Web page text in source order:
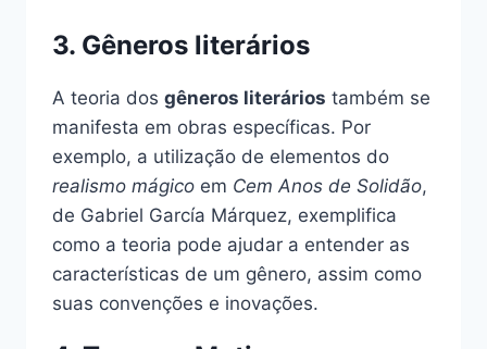
3. Gêneros literários
A teoria dos gêneros literários também se
manifesta em obras específicas. Por
exemplo, a utilização de elementos do
realismo mágico em Cem Anos de Solidão,
de Gabriel García Márquez, exemplifica
como a teoria pode ajudar a entender as
características de um gênero, assim como
suas convenções e inovações.